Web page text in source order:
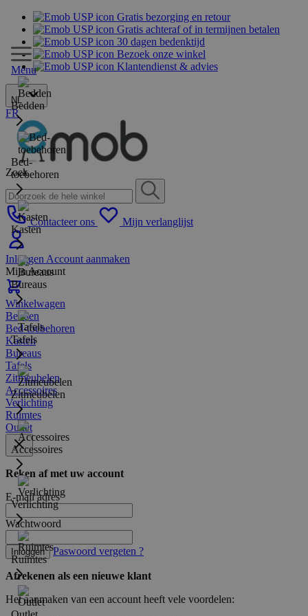
Gratis bezorging en retour
Gratis achteraf of in termijnen betalen
30 dagen bedenktijd
Bezoek onze winkel
Klantendienst & advies
NL
FR
Zoek
Contacteer ons Mijn verlanglijst
Inloggen Account aanmaken
Mijn Account
Winkelwagen
Menu
Bedden
Bed-
toebehoren
Kasten
Bureaus
Tafels
Zitmeubelen
Accessoires
Verlichting
Ruimtes
Bedden
Bed-toebehoren
Kasten
Bureaus
Tafels
Zitmeubelen
Accessoires
Verlichting
Ruimtes
Outlet
Reken af met uw account
E-mail adres
Wachtwoord
Inloggen Paswoord vergeten ?
Afrekenen als een nieuwe klant
Het aanmaken van een account heeft vele voordelen: